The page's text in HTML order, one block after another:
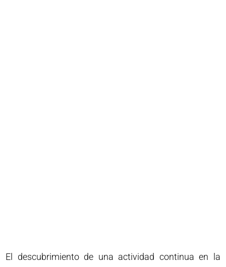
El descubrimiento de una actividad continua en la